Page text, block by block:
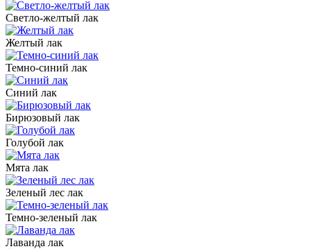
Светло-желтый лак
Желтый лак
Темно-синий лак
Синий лак
Бирюзовый лак
Голубой лак
Мята лак
Зеленый лес лак
Темно-зеленый лак
Лаванда лак